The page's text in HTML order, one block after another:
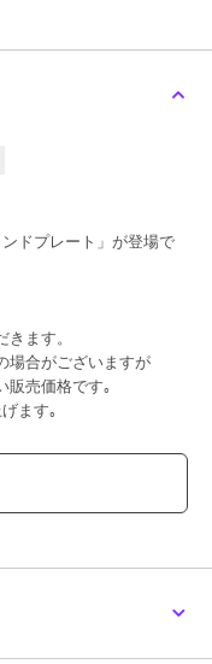
ドプレート」が登場で
ます。
場合がございますが
販売価格です｡
ます｡